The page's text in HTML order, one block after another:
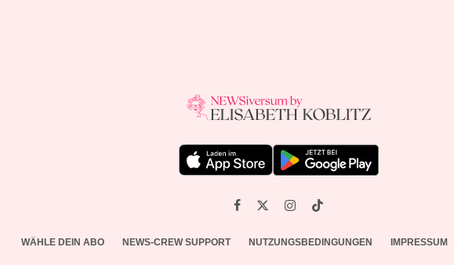
WÄHLE DEIN ABO NEWS-CREW SUPPORT NUTZUNGSBEDINGUNGEN IMPRESSUM